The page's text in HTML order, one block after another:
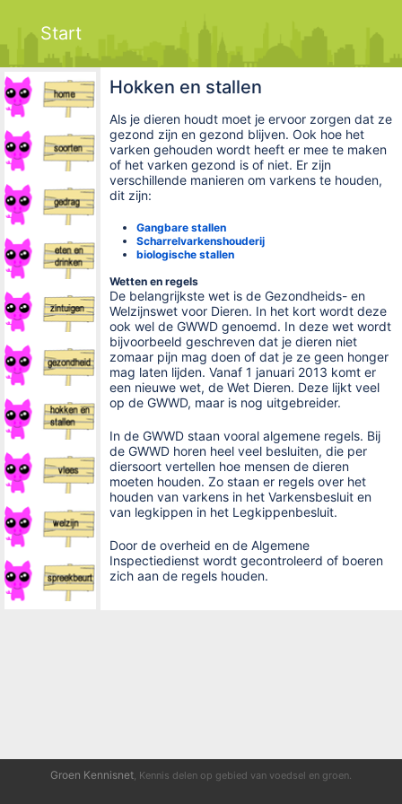
Start
Hokken en stallen
Als je dieren houdt moet je ervoor zorgen dat ze
gezond zijn en gezond blijven. Ook hoe het
varken gehouden wordt heeft er mee te maken
of het varken gezond is of niet. Er zijn
verschillende manieren om varkens te houden,
dit zijn:
Gangbare stallen
Scharrelvarkenshouderij
biologische stallen
Wetten en regels
De belangrijkste wet is de Gezondheids- en
Welzijnswet voor Dieren. In het kort wordt deze
ook wel de GWWD genoemd. In deze wet wordt
bijvoorbeeld geschreven dat je dieren niet
zomaar pijn mag doen of dat je ze geen honger
mag laten lijden. Vanaf 1 januari 2013 komt er
een nieuwe wet, de Wet Dieren. Deze lijkt veel
op de GWWD, maar is nog uitgebreider.
In de GWWD staan vooral algemene regels. Bij
de GWWD horen heel veel besluiten, die per
diersoort vertellen hoe mensen de dieren
moeten houden. Zo staan er regels over het
houden van varkens in het Varkensbesluit en
van legkippen in het Legkippenbesluit.
Door de overheid en de Algemene
Inspectiedienst wordt gecontroleerd of boeren
zich aan de regels houden.
Groen Kennisnet, Kennis delen op gebied van voedsel en groen.